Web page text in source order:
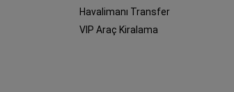
Havalimanı Transfer
VIP Araç Kiralama